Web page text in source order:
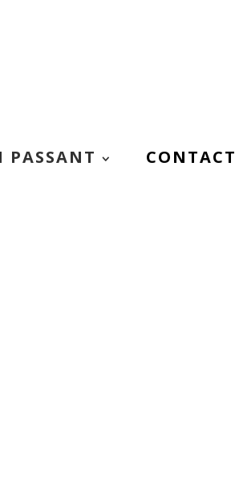
PASSANT CONTACT